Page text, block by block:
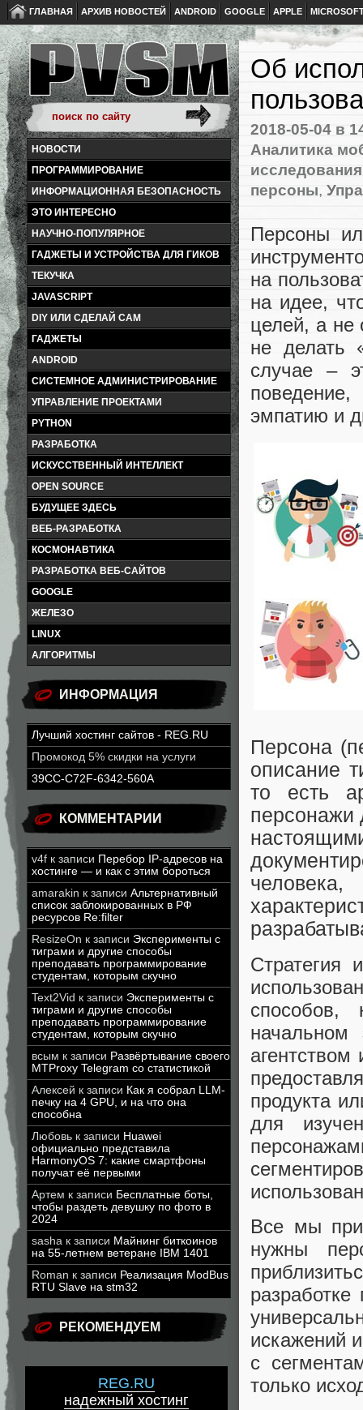
ГЛАВНАЯ АРХИВ НОВОСТЕЙ ANDROID GOOGLE APPLE
НОВОСТИ
ПРОГРАММИРОВАНИЕ
ИНФОРМАЦИОННАЯ БЕЗОПАСНОСТЬ
ЭТО ИНТЕРЕСНО
НАУЧНО-ПОПУЛЯРНОЕ
ГАДЖЕТЫ И УСТРОЙСТВА ДЛЯ ГИКОВ
ТЕКУЧКА
JAVASCRIPT
DIY ИЛИ СДЕЛАЙ САМ
ГАДЖЕТЫ
ANDROID
СИСТЕМНОЕ АДМИНИСТРИРОВАНИЕ
УПРАВЛЕНИЕ ПРОЕКТАМИ
PYTHON
РАЗРАБОТКА
ИСКУССТВЕННЫЙ ИНТЕЛЛЕКТ
OPEN SOURCE
БУДУЩЕЕ ЗДЕСЬ
ВЕБ-РАЗРАБОТКА
КОСМОНАВТИКА
РАЗРАБОТКА ВЕБ-САЙТОВ
GOOGLE
ЖЕЛЕЗО
LINUX
АЛГОРИТМЫ
ИНФОРМАЦИЯ
Лучший хостинг сайтов - REG.RU
Промокод 5% скидки на услуги
39CC-C72F-6342-560A
КОММЕНТАРИИ
v4f к записи Перебор IP-адресов на
хостинге — и как с этим бороться
amarakin к записи Альтернативный
список заблокированных в РФ
ресурсов Re:filter
ResizeOn к записи Эксперименты с
тиграми и другие способы
преподавать программирование
студентам, которым скучно
Text2Vid к записи Эксперименты с
тиграми и другие способы
преподавать программирование
студентам, которым скучно
всым к записи Развёртывание своего
MTProxy Telegram со статистикой
Алексей к записи Как я собрал LLM-
печку на 4 GPU, и на что она
способна
Любовь к записи Huawei
официально представила
HarmonyOS 7: какие смартфоны
получат её первыми
Артем к записи Бесплатные боты,
чтобы раздеть девушку по фото в
2024
sasha к записи Майнинг биткоинов
на 55-летнем ветеране IBM 1401
Roman к записи Реализация ModBus
RTU Slave на stm32
РЕКОМЕНДУЕМ
REG.RU
надежный хостинг
Об
2018-05-04 в
Аналитика
персоны,
Персоны
на
на идее,
целей, а не
не делать
случае –
эмпатию и
Персона
описание
то есть
персонажи
Стратегия
начальном
продукта
для
Все мы
нужны
искажений
с
только